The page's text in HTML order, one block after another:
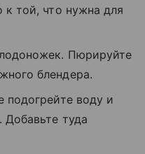
к той, что нужна для
Пюрируйте
блендера.
подогрейте воду и
Добавьте туда